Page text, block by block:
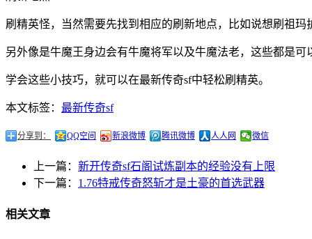
刷精英怪，当然需要先找到相应的刷新地点，比如说想刷祖
另外像是牛魔王身边会有牛魔将军以及牛魔法老，这些都是
学会这些小技巧，就可以在最新传奇sf中轻松刷精英。
本文标签： 最新传奇sf
分享到： QQ空间 新浪微博 腾讯微博 人人网 微信
上一篇： 新开传奇sf石阁试炼副本的经验没有上限
下一篇： 1.76特戒传奇怒斩才是土豪的首选武器
相关文章